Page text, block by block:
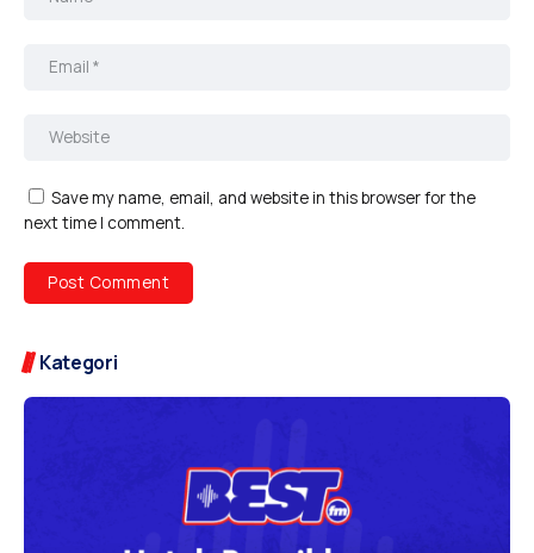
Save my name, email, and website in this browser for the
next time I comment.
Kategori